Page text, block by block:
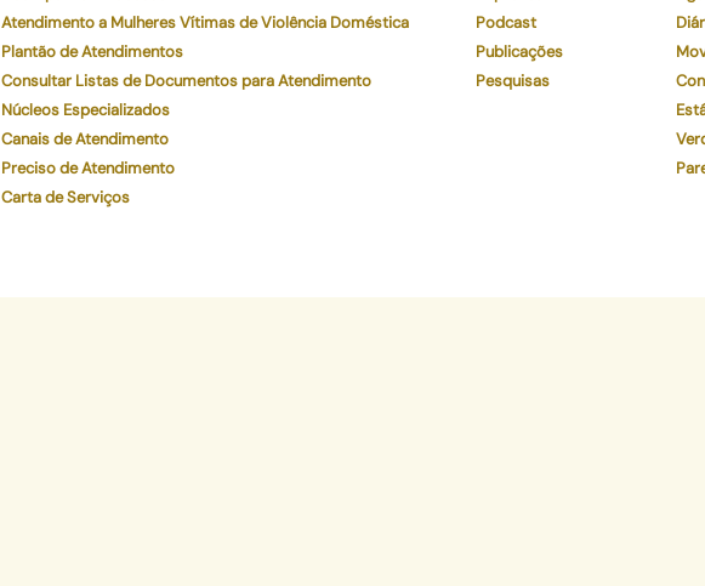
Atendimento a Mulheres Vítimas de Violência Doméstica
Plantão de Atendimentos
Consultar Listas de Documentos para Atendimento
Núcleos Especializados
Canais de Atendimento
Preciso de Atendimento
Carta de Serviços
Podcast
Publicações
Pesquisas